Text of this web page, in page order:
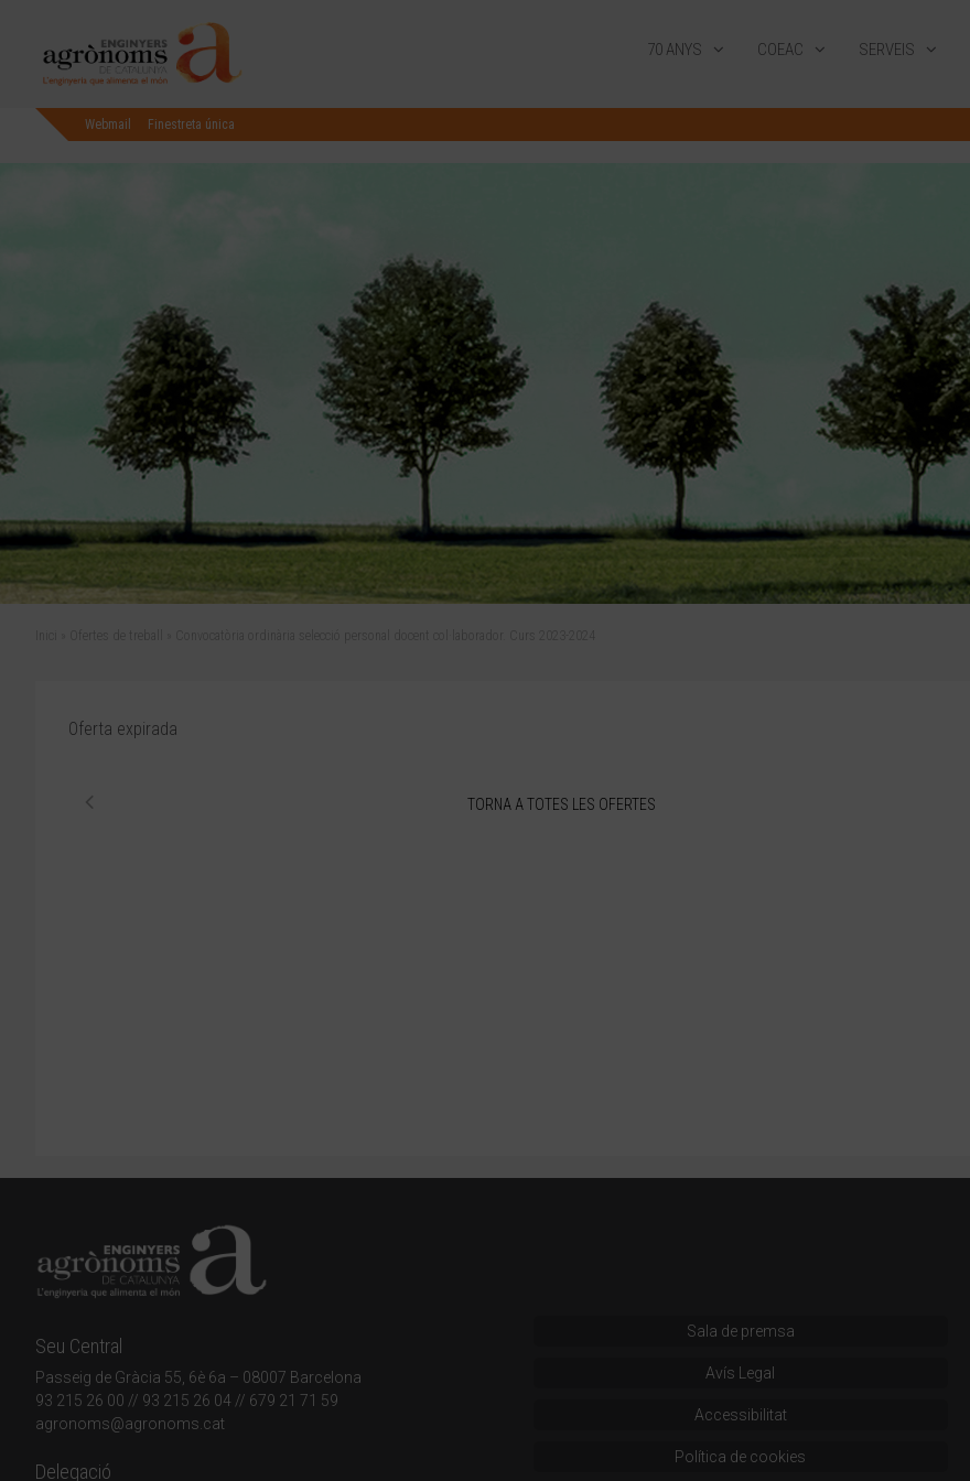
70 ANYS COEAC SERVEIS
Webmail Finestreta única
Oferta expirada
TORNA A TOTES LES OFERTES
Seu Central
Passeig de Gràcia 55, 6è 6a – 08007 Barcelona
93 215 26 00 // 93 215 26 04 // 679 21 71 59
agronoms@agronoms.cat
Delegació
Sala de premsa
Avís Legal
Accessibilitat
Política de cookies